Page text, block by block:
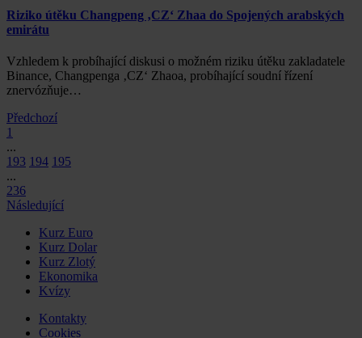
Riziko útěku Changpeng ‚CZ‘ Zhaa do Spojených arabských
emirátu
Vzhledem k probíhající diskusi o možném riziku útěku zakladatele
Binance, Changpenga ‚CZ‘ Zhaoa, probíhající soudní řízení
znervózňuje…
Předchozí
1
...
193 194 195
...
236
Následující
Kurz Euro
Kurz Dolar
Kurz Zlotý
Ekonomika
Kvízy
Kontakty
Cookies